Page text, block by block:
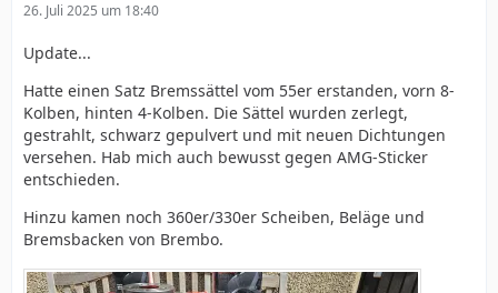
26. Juli 2025 um 18:40
Update...
Hatte einen Satz Bremssättel vom 55er erstanden, vorn 8-
Kolben, hinten 4-Kolben. Die Sättel wurden zerlegt,
gestrahlt, schwarz gepulvert und mit neuen Dichtungen
versehen. Hab mich auch bewusst gegen AMG-Sticker
entschieden.
Hinzu kamen noch 360er/330er Scheiben, Beläge und
Bremsbacken von Brembo.